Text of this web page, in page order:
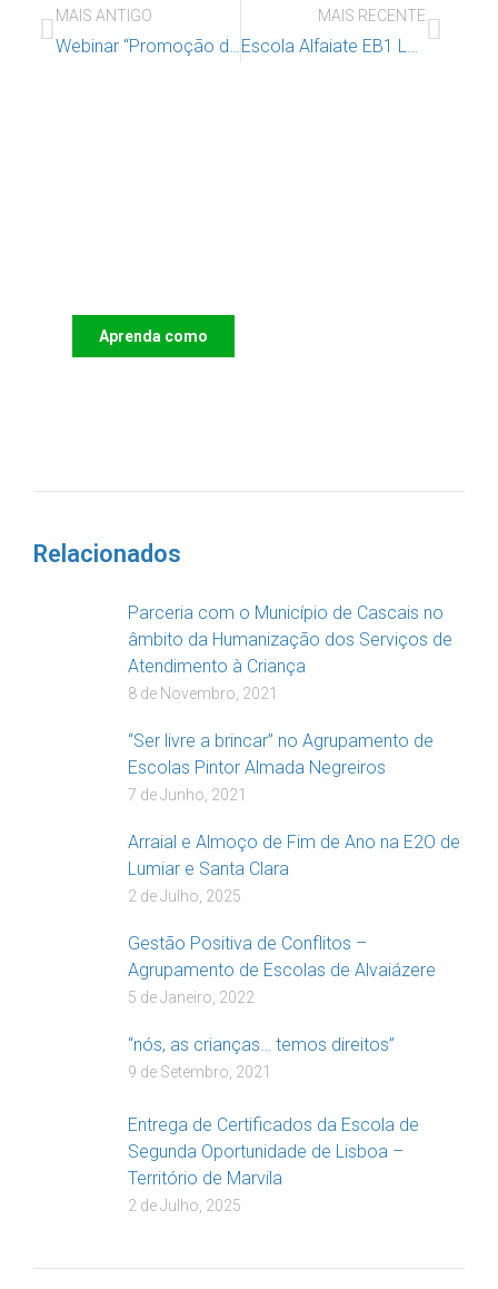
MAIS ANTIGO MAIS RECENTE
Aprenda como
Relacionados
Parceria com o Município de Cascais no
âmbito da Humanização dos Serviços de
Atendimento à Criança
8 de Novembro, 2021
“Ser livre a brincar” no Agrupamento de
Escolas Pintor Almada Negreiros
7 de Junho, 2021
Arraial e Almoço de Fim de Ano na E2O de
Lumiar e Santa Clara
2 de Julho, 2025
Gestão Positiva de Conflitos –
Agrupamento de Escolas de Alvaiázere
5 de Janeiro, 2022
“nós, as crianças… temos direitos”
9 de Setembro, 2021
Entrega de Certificados da Escola de
Segunda Oportunidade de Lisboa –
Território de Marvila
2 de Julho, 2025